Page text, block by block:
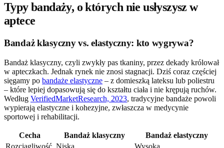
Typy bandaży, o których nie usłyszysz w
aptece
Bandaż klasyczny vs. elastyczny: kto wygrywa?
Bandaż klasyczny, czyli zwykły pas tkaniny, przez dekady królował
w apteczkach. Jednak rynek nie znosi stagnacji. Dziś coraz częściej
sięgamy po bandaże elastyczne – z domieszką lateksu lub poliestru
– które lepiej dopasowują się do kształtu ciała i nie krępują ruchów.
Według VerifiedMarketResearch, 2023, tradycyjne bandaże powoli
wypierają elastyczne i kohezyjne, zwłaszcza w medycynie
sportowej i rehabilitacji.
Cecha Bandaż klasyczny
Bandaż elastyczny
Rozciągliwość Niska
Wysoka